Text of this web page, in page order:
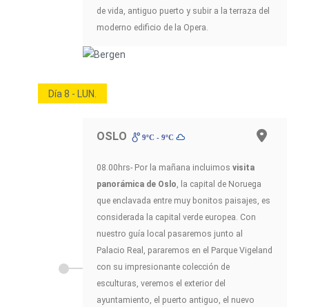
de vida, antiguo puerto y subir a la terraza del
moderno edificio de la Opera.
Día 8 - LUN.
OSLO 9ºC - 9ºC
08.00hrs- Por la mañana incluimos visita
panorámica de Oslo, la capital de Noruega
que enclavada entre muy bonitos paisajes, es
considerada la capital verde europea. Con
nuestro guía local pasaremos junto al
Palacio Real, pararemos en el Parque Vigeland
con su impresionante colección de
esculturas, veremos el exterior del
ayuntamiento, el puerto antiguo, el nuevo